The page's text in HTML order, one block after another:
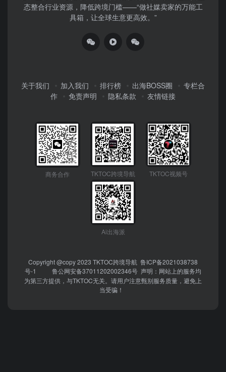
态整合行业资源，降低跨境门槛——“做社媒卖家的万能工
具箱，让全球生意更高效。”
关于我们 加入我们 排行榜 出海BOSS圈
专栏合
作
免责声明 隐私条款 友情链接
商务合作 TKTOC跨境导航 TKTOC视频号
Ai出海派
Copyright @copy 2023 TKTOC跨境导航 鲁ICP备2021038738
号-1
鲁公网安备37011202002346号 声明：网站上的服务均
为第三方提供，与TKTOC无关。请用户注意甄别服务质量，避免上
当受骗！